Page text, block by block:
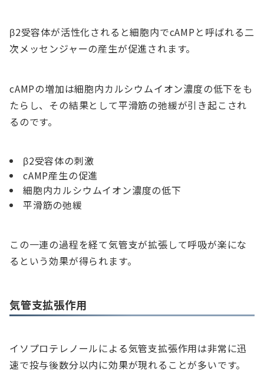
β2受容体が活性化されると細胞内でcAMPと呼ばれる二
次メッセンジャーの産生が促進されます。
cAMPの増加は細胞内カルシウムイオン濃度の低下をも
たらし、その結果として平滑筋の弛緩が引き起こされ
るのです。
β2受容体の刺激
cAMP産生の促進
細胞内カルシウムイオン濃度の低下
平滑筋の弛緩
この一連の過程を経て気管支が拡張して呼吸が楽にな
るという効果が得られます。
気管支拡張作用
イソプロテレノールによる気管支拡張作用は非常に迅
速で投与後数分以内に効果が現れることが多いです。